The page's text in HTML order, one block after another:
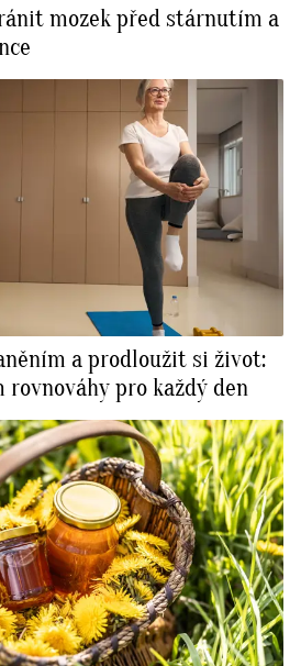
mozek před stárnutím a
a prodloužit si život:
rovnováhy pro každý den